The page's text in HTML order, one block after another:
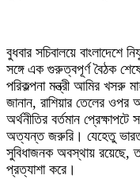
বুধবার সচিবালয়ে বাংলাদেশে
সঙ্গে এক গুরুত্বপূর্ণ বৈঠক
পরিকল্পনা মন্ত্রী আমির খসরু
জানান, রাশিয়ার তেলের ওপর
অর্থনীতির বর্তমান প্রেক্ষাপটে
অত্যন্ত জরুরি। যেহেতু ভারত
সুবিধাজনক অবস্থায় রয়েছে,
প্রত্যাশা করে।